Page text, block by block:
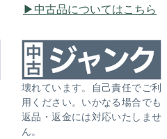
中古品についてはこちら
壊れています。自己責任でご利
用ください。いかなる場合でも
返品・返金には対応いたしませ
ん。